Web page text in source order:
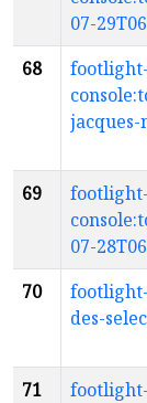
07-
68
footlight-
jacques-
69
footlight-
07-
70
des-
71
footlight-